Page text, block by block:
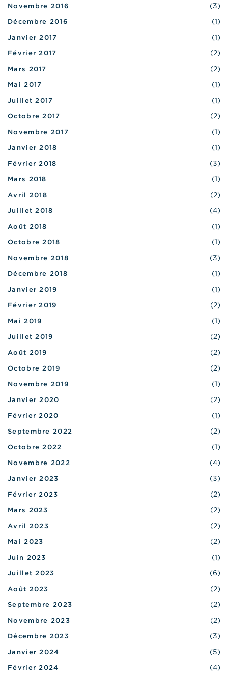
Novembre 2016 (3)
Décembre 2016 (1)
Janvier 2017 (1)
Février 2017 (2)
Mars 2017 (2)
Mai 2017 (1)
Juillet 2017 (1)
Octobre 2017 (2)
Novembre 2017 (1)
Janvier 2018 (1)
Février 2018 (3)
Mars 2018 (1)
Avril 2018 (2)
Juillet 2018 (4)
Août 2018 (1)
Octobre 2018 (1)
Novembre 2018 (3)
Décembre 2018 (1)
Janvier 2019 (1)
Février 2019 (2)
Mai 2019 (1)
Juillet 2019 (2)
Août 2019 (2)
Octobre 2019 (2)
Novembre 2019 (1)
Janvier 2020 (2)
Février 2020 (1)
Septembre 2022 (2)
Octobre 2022 (1)
Novembre 2022 (4)
Janvier 2023 (3)
Février 2023 (2)
Mars 2023 (2)
Avril 2023 (2)
Mai 2023 (2)
Juin 2023 (1)
Juillet 2023 (6)
Août 2023 (2)
Septembre 2023 (2)
Novembre 2023 (2)
Décembre 2023 (3)
Janvier 2024 (5)
Février 2024 (4)